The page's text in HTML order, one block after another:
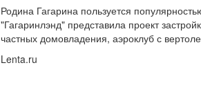
Родина Гагарина пользуется
"Гагаринлэнд" представила проект
частных домовладения, аэроклуб с
Lenta.ru